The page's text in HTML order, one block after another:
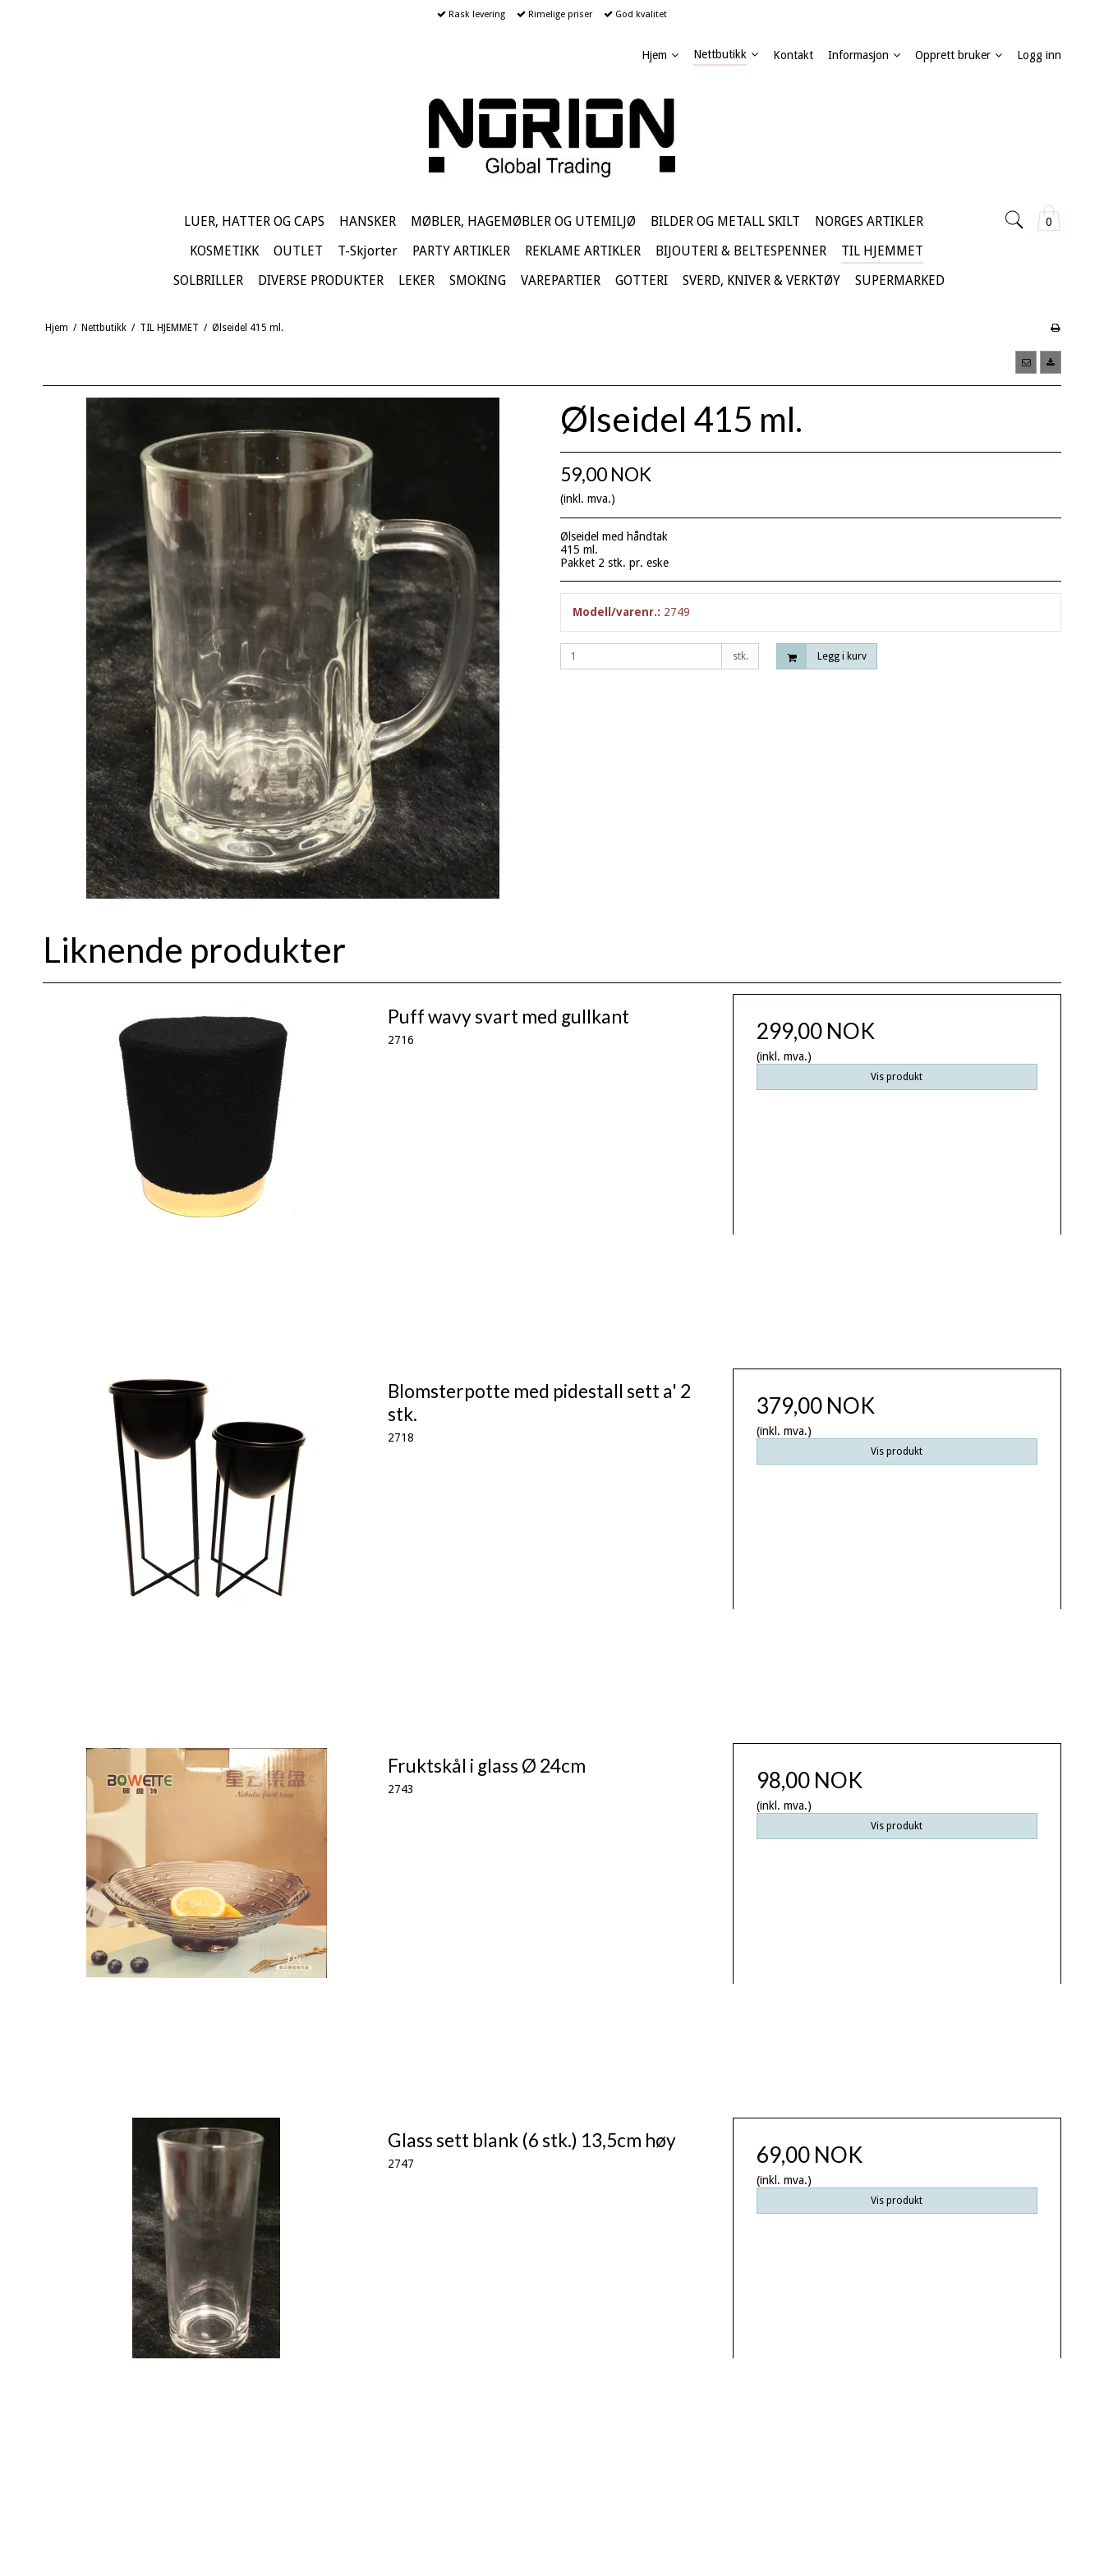
Rask levering Rimelige priser God kvalitet
Hjem Nettbutikk Kontakt Informasjon Opprett bruker Logg inn
0
LUER, HATTER OG CAPS HANSKER MØBLER, HAGEMØBLER OG UTEMILJØ BILDER OG METALL SKILT
NORGES ARTIKLER
KOSMETIKK
OUTLET T-Skjorter PARTY ARTIKLER REKLAME ARTIKLER BIJOUTERI & BELTESPENNER
TIL HJEMMET
SOLBRILLER
DIVERSE PRODUKTER LEKER SMOKING VAREPARTIER GOTTERI SVERD, KNIVER & VERKTØY SUPERMARKED
Hjem / Nettbutikk / TIL HJEMMET / Ølseidel 415 ml.
Ølseidel 415 ml.
59,00 NOK
(inkl. mva.)
Ølseidel med håndtak
415 ml.
Pakket 2 stk. pr. eske
Modell/varenr.: 2749
stk. Legg i kurv
Liknende produkter
Puff wavy svart med gullkant
2716 299,00 NOK
(inkl. mva.)
Vis produkt
Blomsterpotte med pidestall sett a' 2
stk.
2718
379,00 NOK
(inkl. mva.)
Vis produkt
Fruktskål i glass Ø 24cm
2743 98,00 NOK
(inkl. mva.)
Vis produkt
Glass sett blank (6 stk.) 13,5cm høy
2747 69,00 NOK
(inkl. mva.)
Vis produkt